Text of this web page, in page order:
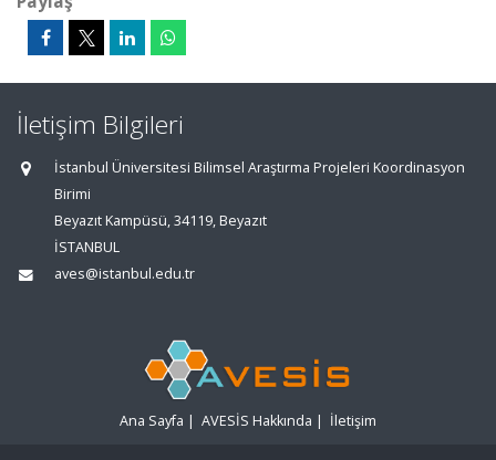
İletişim Bilgileri
İstanbul Üniversitesi Bilimsel Araştırma Projeleri Koordinasyon
Birimi
Beyazıt Kampüsü, 34119, Beyazıt
İSTANBUL
aves@istanbul.edu.tr
Ana Sayfa | AVESİS Hakkında | İletişim